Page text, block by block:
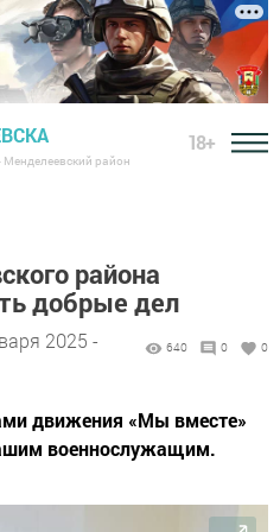
Менделеевский район
18+
района
добрые дел
2025 -
640 0 0
движения «Мы вместе»
военнослужащим.